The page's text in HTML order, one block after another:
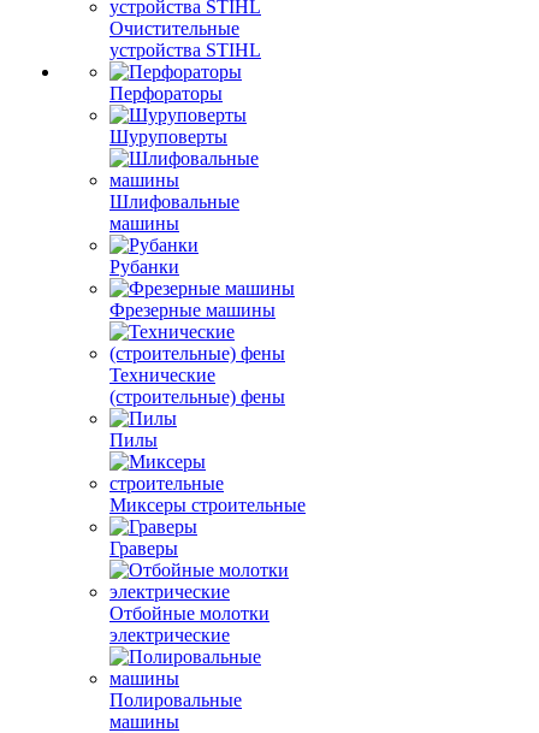
Очистительные
устройства STIHL
Перфораторы
Шуруповерты
Шлифовальные
машины
Рубанки
Фрезерные машины
Технические
(строительные) фены
Пилы
Миксеры строительные
Граверы
Отбойные молотки
электрические
Полировальные
машины